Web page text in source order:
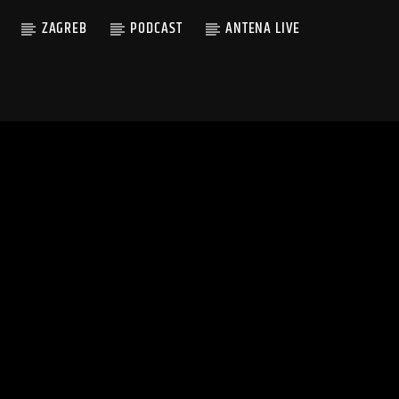
ZAGREB PODCAST ANTENA LIVE